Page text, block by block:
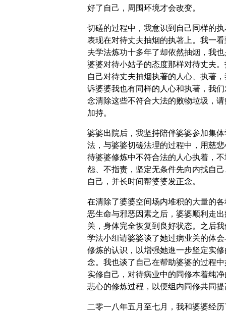
好了自己，周围环境才会改变。
切磋的过程中，我意识到自己同样的执
表现在对待丈夫抽烟的执著上。我一看
夫学法炼功十多年了却依然抽烟，我也
婆婆对待小姑子的态度那样对待丈夫。
自己对待丈夫抽烟执著的人心、执著
诉婆婆我也有同样的人心和执著，我们
念清除这些不符合大法的败物垃圾，请
加持。
婆婆出院后，我坚持陪伴婆婆参加集体
法，与婆婆切磋法理的过程中，用慈悲
待婆婆修炼中不符合法的人心执着，不
怨、不指责，坚定无条件先向内找自己
自己，并长时间帮婆婆发正念。
在清除了婆婆空间场内堆积的大量的各
恶生命与邪恶因素之后，婆婆顺利走出
关，身体完全恢复到良好状态。之后我
学法小组请婆婆谈了她过病业关的体会
修炼的认识，以增强她進一步坚定实修
念。我也谈了自己在帮助婆婆的过程中
实修自己，对待病业中的同修本着纯净
悲心的修炼过程，以便组内同修共同提
二零一八年五月至七月，我和婆婆经